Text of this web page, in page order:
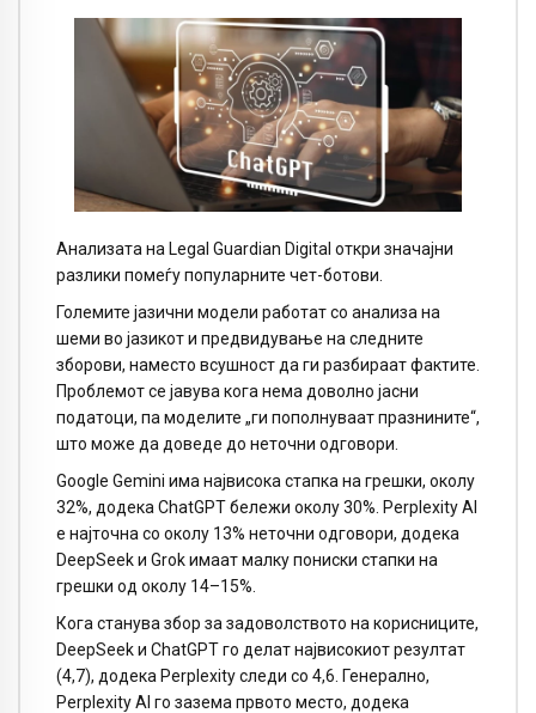
Анализата на Legal Guardian Digital откри значајни
разлики помеѓу популарните чет-ботови.
Големите јазични модели работат со анализа на
шеми во јазикот и предвидување на следните
зборови, наместо всушност да ги разбираат фактите.
Проблемот се јавува кога нема доволно јасни
податоци, па моделите „ги пополнуваат празнините“,
што може да доведе до неточни одговори.
Google Gemini има највисока стапка на грешки, околу
32%, додека ChatGPT бележи околу 30%. Perplexity AI
е најточна со околу 13% неточни одговори, додека
DeepSeek и Grok имаат малку пониски стапки на
грешки од околу 14–15%.
Кога станува збор за задоволството на корисниците,
DeepSeek и ChatGPT го делат највисокиот резултат
(4,7), додека Perplexity следи со 4,6. Генерално,
Perplexity AI го зазема првото место, додека